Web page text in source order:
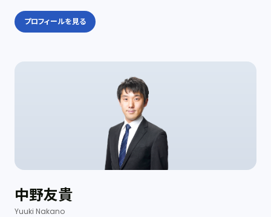
プロフィールを見る
中野友貴
Yuuki Nakano